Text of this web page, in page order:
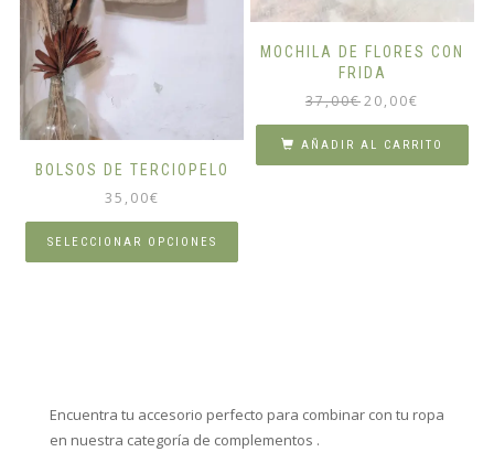
BOLSOS DE TERCIOPELO
35,00€
SELECCIONAR OPCIONES
opciones
se
MOCHILA DE FLORES CON
FRIDA
37,00€ El
precio
original
era:
20,00€
precio
actual
es:
AÑADIR AL CARRITO
Encuentra tu accesorio perfecto para combinar con tu ropa
en nuestra categoría de complementos .